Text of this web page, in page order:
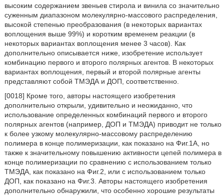
высоким содержанием звеньев стирола и винила со значительно
суженным диапазоном молекулярно-массового распределения,
высокой степенью преобразования (в некоторых вариантах
воплощения выше 99%) и коротким временем реакции (в
некоторых вариантах воплощения менее 3 часов). Как
дополнительно описывается ниже, изобретение использует
комбинацию первого и второго полярных агентов. В некоторых
вариантах воплощения, первый и второй полярные агенты
представляют собой ТМЭДА и ДОП, соответственно.
[0018] Кроме того, авторы настоящего изобретения
дополнительно открыли, удивительно и неожиданно, что
использование определенных комбинаций первого и второго
полярных агентов (например, ДОП и ТМЭДА) приводит не только
к более узкому молекулярно-массовому распределению
полимера в конце полимеризации, как показано на Фиг.1А, но
также к значительному повышению активности цепей полимера в
конце полимеризации по сравнению с использованием только
ТМЭДА, как показано на Фиг.2, или с использованием только
ДОП, как показано на Фиг.3. Авторы настоящего изобретения
дополнительно обнаружили, что особенно хорошие результаты